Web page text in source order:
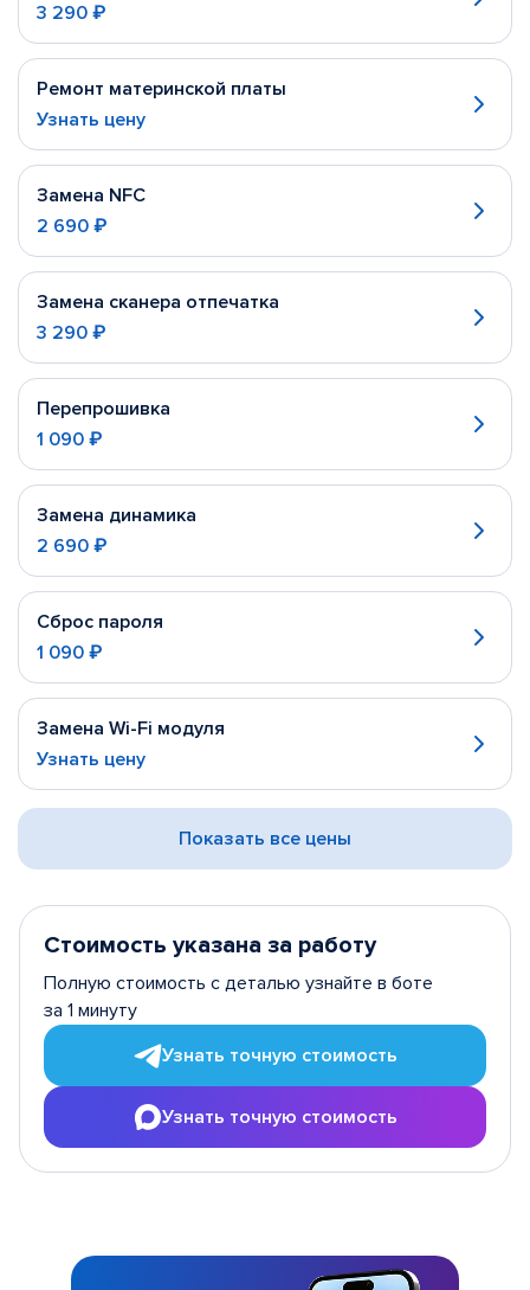
3 290 ₽
Ремонт материнской платы
Узнать цену
Замена NFC
2 690 ₽
Замена сканера отпечатка
3 290 ₽
Перепрошивка
1 090 ₽
Замена динамика
2 690 ₽
Сброс пароля
1 090 ₽
Замена Wi-Fi модуля
Узнать цену
Показать все цены
Стоимость указана за работу
Полную стоимость с деталью узнайте в боте
за 1 минуту
Узнать точную стоимость
Узнать точную стоимость